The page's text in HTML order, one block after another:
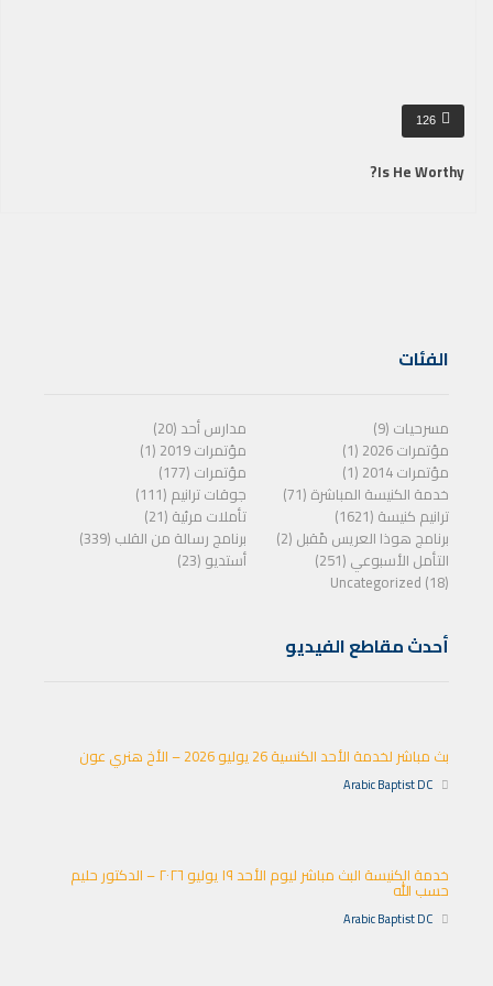
126
Is He Worthy?
الفئات
مسرحيات (9)
مدارس أحد (20)
مؤتمرات 2026 (1)
مؤتمرات 2019 (1)
مؤتمرات 2014 (1)
مؤتمرات (177)
خدمة الكنيسة المباشرة (71)
جوقات ترانيم (111)
ترانيم كنيسة (1621)
تأملات مرئية (21)
برنامج هوذا العريس مًقبل (2)
برنامج رسالة من القلب (339)
التأمل الأسبوعي (251)
أستديو (23)
Uncategorized (18)
أحدث مقاطع الفيديو
بث مباشر لخدمة الأحد الكنسية 26 يوليو 2026 – الأخ هنري عون
Arabic Baptist DC
خدمة الكنيسة البث مباشر ليوم الأحد ١٩ يوليو ٢٠٢٦ – الدكتور حليم
حسب الله
Arabic Baptist DC